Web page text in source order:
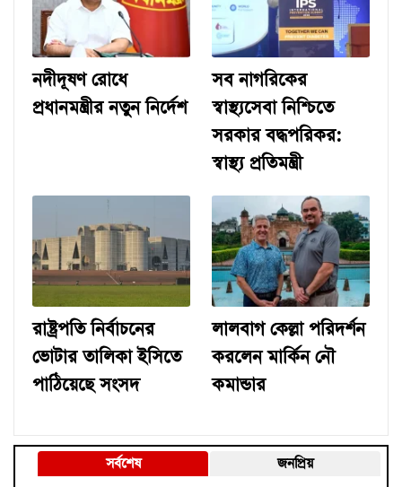
নদীদূষণ রোধে
প্রধানমন্ত্রীর নতুন নির্দেশ
সব নাগরিকের
স্বাস্থ্যসেবা নিশ্চিতে
সরকার বদ্ধপরিকর:
স্বাস্থ্য প্রতিমন্ত্রী
রাষ্ট্রপতি নির্বাচনের
ভোটার তালিকা ইসিতে
পাঠিয়েছে সংসদ
লালবাগ কেল্লা পরিদর্শন
করলেন মার্কিন নৌ
কমান্ডার
সর্বশেষ
জনপ্রিয়